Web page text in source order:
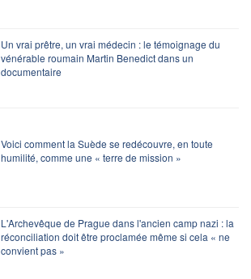
Un vrai prêtre, un vrai médecin : le témoignage du
vénérable roumain Martin Benedict dans un
documentaire
Voici comment la Suède se redécouvre, en toute
humilité, comme une « terre de mission »
L'Archevêque de Prague dans l'ancien camp nazi : la
réconciliation doit être proclamée même si cela « ne
convient pas »